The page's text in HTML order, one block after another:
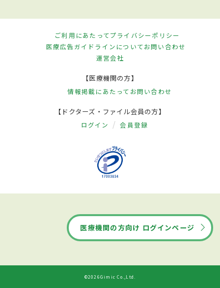
ご利用にあたってプライバシーポリシー
医療広告ガイドラインについてお問い合わせ
運営会社
【医療機関の方】
情報掲載にあたって お問い合わせ
【ドクターズ・ファイル会員の方】
ログイン 会員登録
医療機関の方向け ログインページ
©2026Gimic Co.,Ltd.